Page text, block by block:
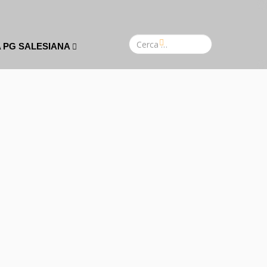
PG SALESIANA